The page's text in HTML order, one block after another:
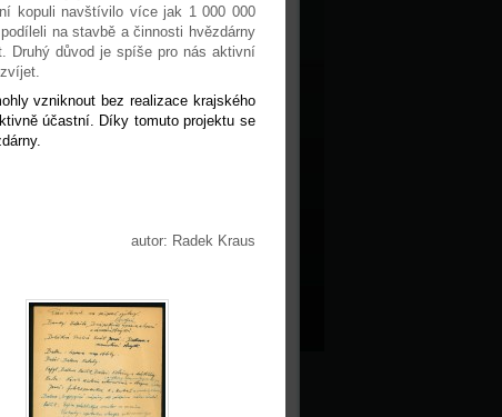
kopuli navštívilo více jak 1 000 000
na stavbě a činnosti hvězdárny
Druhý důvod je spíše pro nás aktivní
vzniknout bez realizace krajského
účastní. Díky tomuto projektu se
autor: Radek Kraus